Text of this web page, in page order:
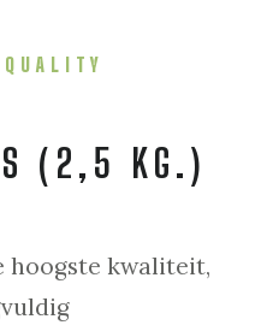
(2,5 KG.)
hoogste kwaliteit,